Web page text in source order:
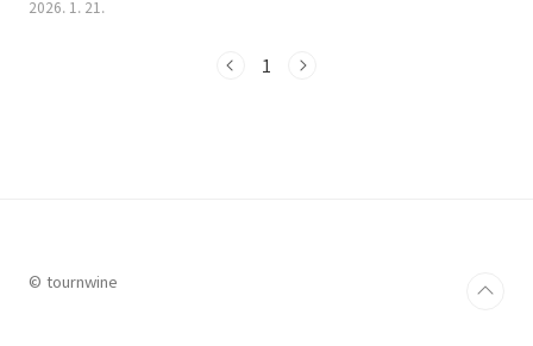
연을 넘어 디지털 아트와 결합한 예술적 몰입감을 선사했다는 평을 받았
2026. 1. 21.
1
© tournwine